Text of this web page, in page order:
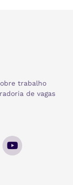
trabalho
de vagas